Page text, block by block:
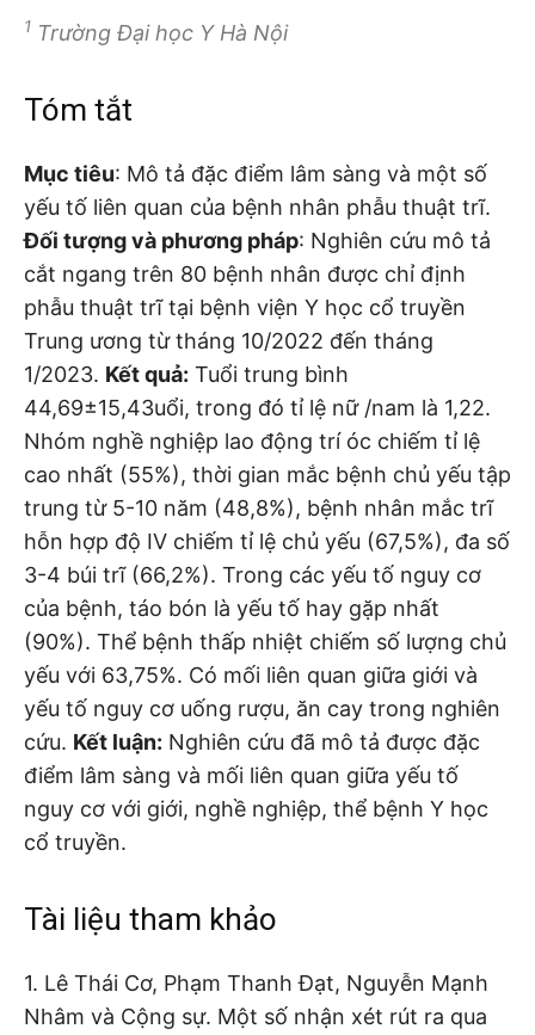
1 Trường Đại học Y Hà Nội
Tóm tắt
Mục tiêu: Mô tả đặc điểm lâm sàng và một số
yếu tố liên quan của bệnh nhân phẫu thuật trĩ.
Đối tượng và phương pháp: Nghiên cứu mô tả
cắt ngang trên 80 bệnh nhân được chỉ định
phẫu thuật trĩ tại bệnh viện Y học cổ truyền
Trung ương từ tháng 10/2022 đến tháng
1/2023. Kết quả: Tuổi trung bình
44,69±15,43uổi, trong đó tỉ lệ nữ /nam là 1,22.
Nhóm nghề nghiệp lao động trí óc chiếm tỉ lệ
cao nhất (55%), thời gian mắc bệnh chủ yếu tập
trung từ 5-10 năm (48,8%), bệnh nhân mắc trĩ
hỗn hợp độ IV chiếm tỉ lệ chủ yếu (67,5%), đa số
3-4 búi trĩ (66,2%). Trong các yếu tố nguy cơ
của bệnh, táo bón là yếu tố hay gặp nhất
(90%). Thể bệnh thấp nhiệt chiếm số lượng chủ
yếu với 63,75%. Có mối liên quan giữa giới và
yếu tố nguy cơ uống rượu, ăn cay trong nghiên
cứu. Kết luận: Nghiên cứu đã mô tả được đặc
điểm lâm sàng và mối liên quan giữa yếu tố
nguy cơ với giới, nghề nghiệp, thể bệnh Y học
cổ truyền.
Tài liệu tham khảo
1. Lê Thái Cơ, Phạm Thanh Đạt, Nguyễn Mạnh
Nhâm và Cộng sự. Một số nhận xét rút ra qua